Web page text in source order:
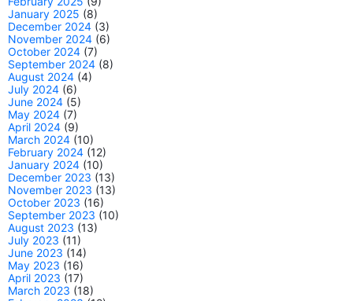
January 2025 (8)
December 2024 (3)
November 2024 (6)
October 2024 (7)
September 2024 (8)
August 2024 (4)
July 2024 (6)
June 2024 (5)
May 2024 (7)
April 2024 (9)
March 2024 (10)
February 2024 (12)
January 2024 (10)
December 2023 (13)
November 2023 (13)
October 2023 (16)
September 2023 (10)
August 2023 (13)
July 2023 (11)
June 2023 (14)
May 2023 (16)
April 2023 (17)
March 2023 (18)